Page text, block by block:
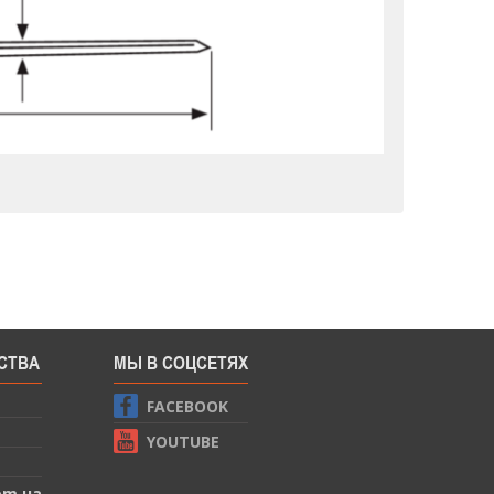
МЫ В СОЦСЕТЯХ
FACEBOOK
YOUTUBE